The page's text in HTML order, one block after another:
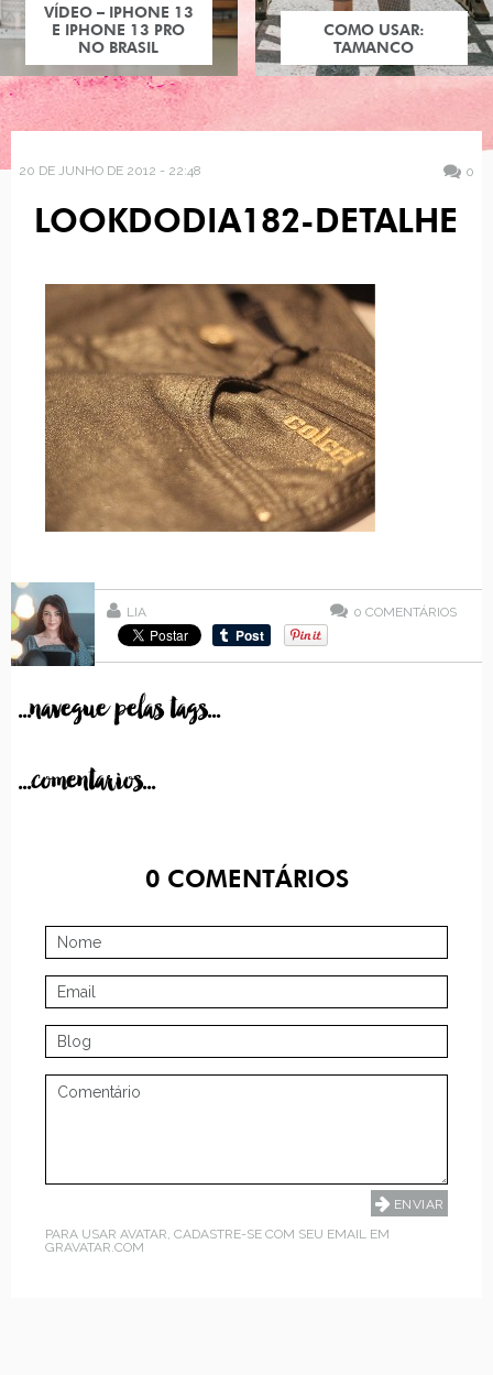
VÍDEO – IPHONE 13
E IPHONE 13 PRO
NO BRASIL
COMO USAR:
TAMANCO
20 DE JUNHO DE 2012 - 22:48 0
LOOKDODIA182-DETALHE
LIA 0 COMENTÁRIOS
...navegue pelas tags...
...comentarios...
0COMENTÁRIOS
PARA USAR AVATAR, CADASTRE-SE COM SEU EMAIL EM
GRAVATAR.COM